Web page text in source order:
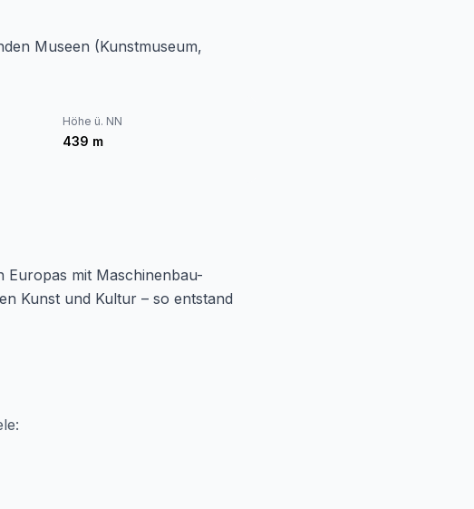
Museen (Kunstmuseum,
Höhe ü. NN
439 m
mit Maschinenbau-
Kunst und Kultur – so entstand